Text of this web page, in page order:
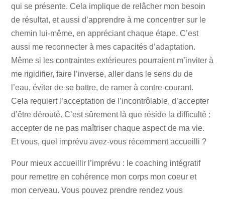
qui se présente. Cela implique de relâcher mon besoin
de résultat, et aussi d’apprendre à me concentrer sur le
chemin lui-même, en appréciant chaque étape. C’est
aussi me reconnecter à mes capacités d’adaptation.
Même si les contraintes extérieures pourraient m’inviter à
me rigidifier, faire l’inverse, aller dans le sens du de
l’eau, éviter de se battre, de ramer à contre-courant.
Cela requiert l’acceptation de l’incontrôlable, d’accepter
d’être dérouté. C’est sûrement là que réside la difficulté :
accepter de ne pas maîtriser chaque aspect de ma vie.
Et vous, quel imprévu avez-vous récemment accueilli ?
Pour mieux accueillir l’imprévu : le coaching intégratif
pour remettre en cohérence mon corps mon coeur et
mon cerveau. Vous pouvez prendre rendez vous